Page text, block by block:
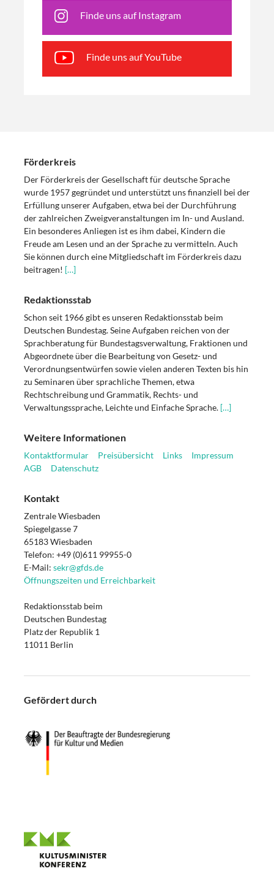
Finde uns auf Instagram
Finde uns auf YouTube
Förderkreis
Der Förderkreis der Gesellschaft für deutsche Sprache
wurde 1957 gegründet und unterstützt uns finanziell bei der
Erfüllung unserer Aufgaben, etwa bei der Durchführung
der zahlreichen Zweigveranstaltungen im In- und Ausland.
Ein besonderes Anliegen ist es ihm dabei, Kindern die
Freude am Lesen und an der Sprache zu vermitteln. Auch
Sie können durch eine Mitgliedschaft im Förderkreis dazu
beitragen! […]
Redaktionsstab
Schon seit 1966 gibt es unseren Redaktionsstab beim
Deutschen Bundestag. Seine Aufgaben reichen von der
Sprachberatung für Bundestagsverwaltung, Fraktionen und
Abgeordnete über die Bearbeitung von Gesetz- und
Verordnungsentwürfen sowie vielen anderen Texten bis hin
zu Seminaren über sprachliche Themen, etwa
Rechtschreibung und Grammatik, Rechts- und
Verwaltungssprache, Leichte und Einfache Sprache. […]
Weitere Informationen
Kontaktformular Preisübersicht Links
Impressum
AGB
Datenschutz
Kontakt
Zentrale Wiesbaden
Spiegelgasse 7
65183 Wiesbaden
Telefon: +49 (0)611 99955-0
E-Mail: sekr@gfds.de
Öffnungszeiten und Erreichbarkeit
Redaktionsstab beim
Deutschen Bundestag
Platz der Republik 1
11011 Berlin
Gefördert durch